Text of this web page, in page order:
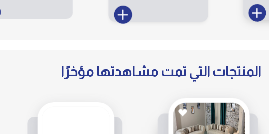
المنتجات التي تمت مشاهدتها مؤخرًا